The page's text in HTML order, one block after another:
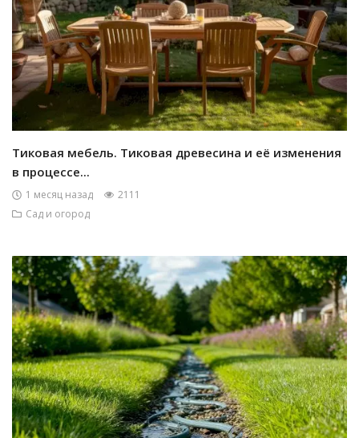
Тиковая мебель. Тиковая древесина и её изменения
в процессе...
1 месяц назад
2111
Сад и огород